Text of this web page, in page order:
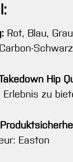
Rot, Blau,
Carbon-
Hip
zu
Easton